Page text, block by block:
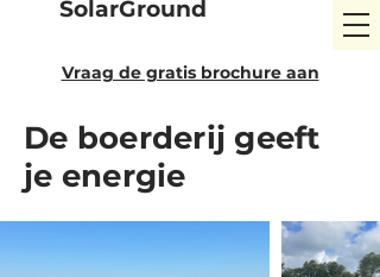
SolarGround
Vraag de gratis brochure aan
De boerderij geeft
je energie